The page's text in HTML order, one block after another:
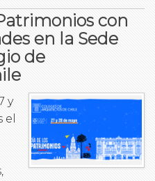
con
en la Sede
de
y